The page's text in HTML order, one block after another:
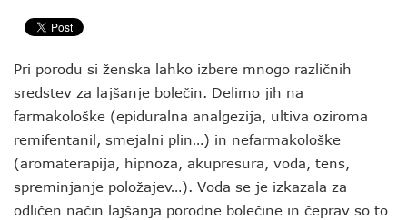
Pri porodu si ženska lahko izbere mnogo različnih
sredstev za lajšanje bolečin. Delimo jih na
farmakološke (epiduralna analgezija, ultiva oziroma
remifentanil, smejalni plin…) in nefarmakološke
(aromaterapija, hipnoza, akupresura, voda, tens,
spreminjanje položajev…). Voda se je izkazala za
odličen način lajšanja porodne bolečine in čeprav so to